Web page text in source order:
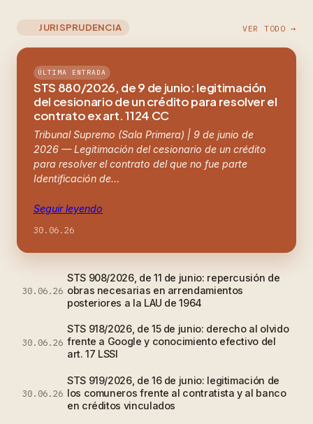
JURISPRUDENCIA VER TODO →
ÚLTIMA ENTRADA
STS 880/2026, de 9 de junio: legitimación
del cesionario de un crédito para resolver el
contrato ex art. 1124 CC
Tribunal Supremo (Sala Primera) | 9 de junio de
2026 — Legitimación del cesionario de un crédito
para resolver el contrato del que no fue parte
Identificación de…
Seguir leyendo
30.06.26
30.06.26
STS 908/2026, de 11 de junio: repercusión de
obras necesarias en arrendamientos
posteriores a la LAU de 1964
30.06.26
STS 918/2026, de 15 de junio: derecho al olvido
frente a Google y conocimiento efectivo del
art. 17 LSSI
30.06.26
STS 919/2026, de 16 de junio: legitimación de
los comuneros frente al contratista y al banco
en créditos vinculados